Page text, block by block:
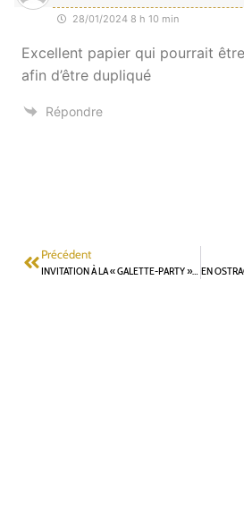
28/01/2024 8 h 10 min
Excellent papier qui pourrait être
afin d’être dupliqué
Répondre
Précédent
INVITATION À LA « GALETTE-PARTY » DE LA MAIRIE DE FONTENAY-AUX-ROSES